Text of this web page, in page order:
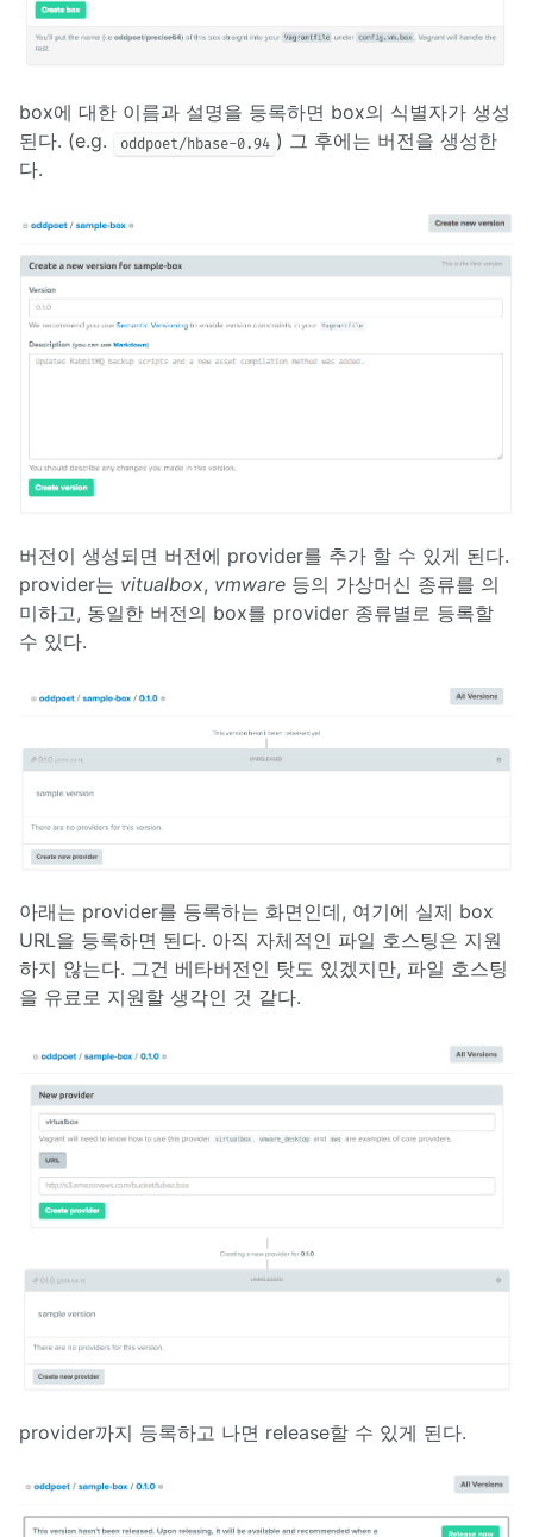
box에 대한 이름과 설명을 등록하면 box의 식별자가 생성
된다. (e.g.
oddpoet/hbase-0.94 ) 그 후에는 버전을 생성한
다.
버전이 생성되면 버전에 provider를 추가 할 수 있게 된다.
provider는 vitualbox, vmware 등의 가상머신 종류를 의
미하고, 동일한 버전의 box를 provider 종류별로 등록할
수 있다.
아래는 provider를 등록하는 화면인데, 여기에 실제 box
URL을 등록하면 된다. 아직 자체적인 파일 호스팅은 지원
하지 않는다. 그건 베타버전인 탓도 있겠지만, 파일 호스팅
을 유료로 지원할 생각인 것 같다.
provider까지 등록하고 나면 release할 수 있게 된다.